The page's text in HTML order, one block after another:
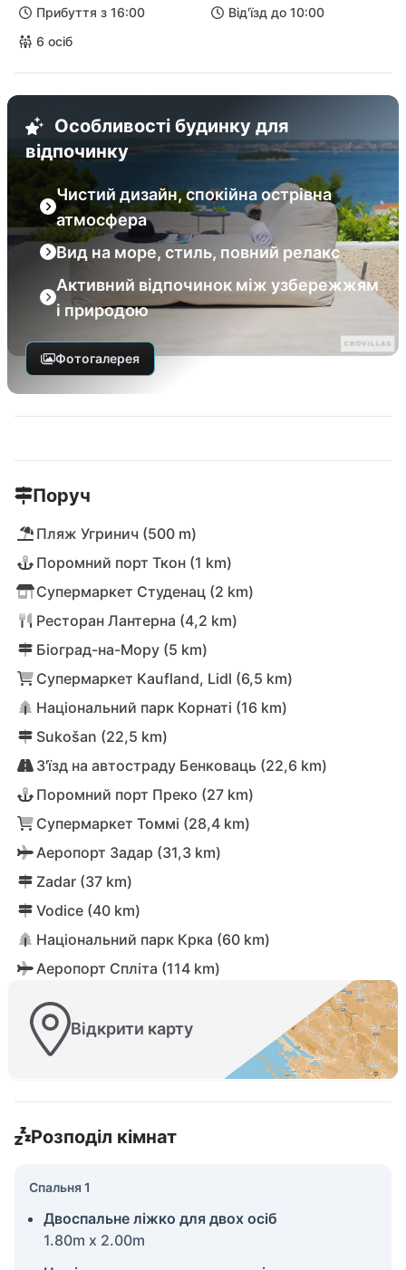
Прибуття з 16:00
Від'їзд до 10:00
6 осіб
Особливості будинку для
відпочинку
Чистий дизайн, спокійна острівна
атмосфера
Вид на море, стиль, повний релакс
Активний відпочинок між узбережжям
і природою
Фотогалерея
Поруч
Пляж Угринич (500 m)
Поромний порт Ткон (1 km)
Супермаркет Студенац (2 km)
Ресторан Лантерна (4,2 km)
Біоград-на-Мору (5 km)
Супермаркет Kaufland, Lidl (6,5 km)
Національний парк Корнаті (16 km)
Sukošan (22,5 km)
З'їзд на автостраду Бенковаць (22,6 km)
Поромний порт Преко (27 km)
Супермаркет Томмі (28,4 km)
Аеропорт Задар (31,3 km)
Zadar (37 km)
Vodice (40 km)
Національний парк Крка (60 km)
Аеропорт Спліта (114 km)
Відкрити карту
Розподіл кімнат
Спальня 1
Двоспальне ліжко для двох осіб
1.80m x 2.00m